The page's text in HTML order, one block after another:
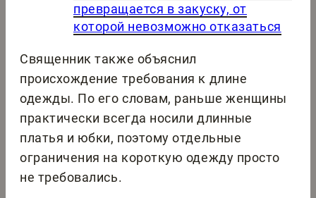
превращается в закуску, от
которой невозможно отказаться
Священник также объяснил
происхождение требования к длине
одежды. По его словам, раньше женщины
практически всегда носили длинные
платья и юбки, поэтому отдельные
ограничения на короткую одежду просто
не требовались.